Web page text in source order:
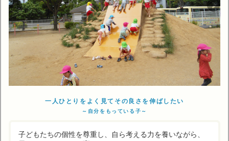
一人ひとりをよく見てその良さを伸ばしたい
～自分をもっている子～
子どもたちの個性を尊重し、自ら考える力を養いながら、